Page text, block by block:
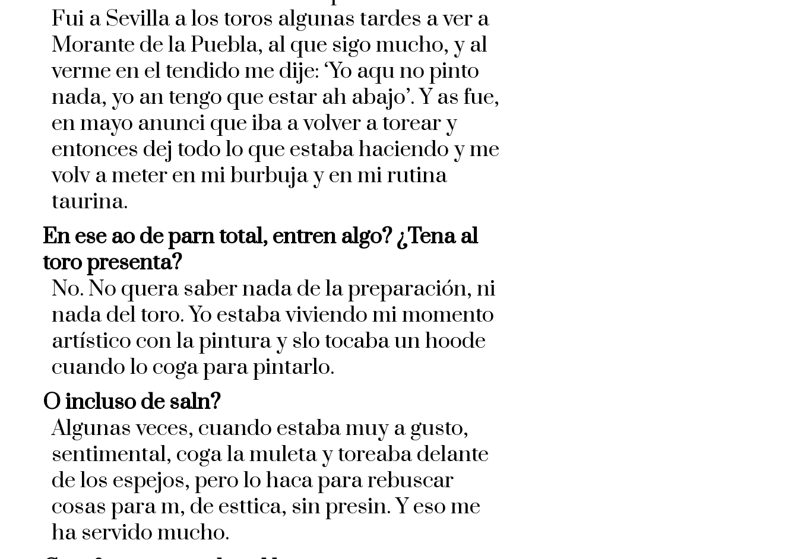
Fui a Sevilla a los toros algunas tardes a ver a
Morante de la Puebla, al que sigo mucho, y al
verme en el tendido me dije: ‘Yo aqu no pinto
nada, yo an tengo que estar ah abajo’. Y as fue,
en mayo anunci que iba a volver a torear y
entonces dej todo lo que estaba haciendo y me
volv a meter en mi burbuja y en mi rutina
taurina.
En ese ao de parn total, entren algo? ¿Tena al
toro presenta?
No. No quera saber nada de la preparación, ni
nada del toro. Yo estaba viviendo mi momento
artístico con la pintura y slo tocaba un hoode
cuando lo coga para pintarlo.
O incluso de saln?
Algunas veces, cuando estaba muy a gusto,
sentimental, coga la muleta y toreaba delante
de los espejos, pero lo haca para rebuscar
cosas para m, de esttica, sin presin. Y eso me
ha servido mucho.